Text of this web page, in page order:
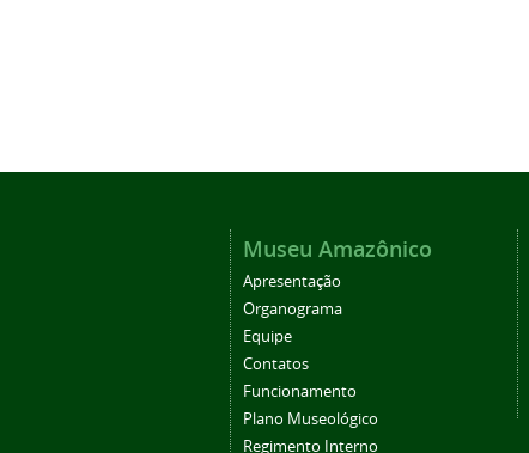
Museu Amazônico
Apresentação
Organograma
Equipe
Contatos
Funcionamento
Plano Museológico
Regimento Interno